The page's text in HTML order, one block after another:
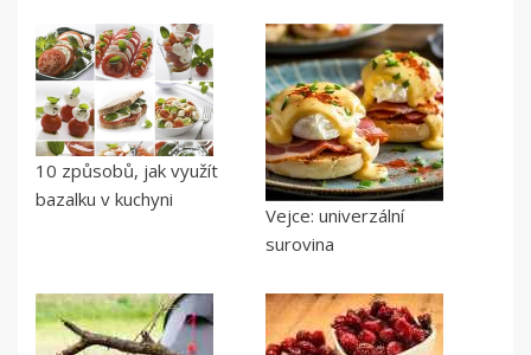
10 způsobů, jak využít
bazalku v kuchyni
Vejce: univerzální
surovina